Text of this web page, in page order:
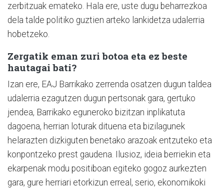
zerbitzuak emateko. Hala ere, uste dugu beharrezkoa
dela talde politiko guztien arteko lankidetza udalerria
hobetzeko.
Zergatik eman zuri botoa eta ez beste
hautagai bati?
Izan ere, EAJ Barrikako zerrenda osatzen dugun taldea
udalerria ezagutzen dugun pertsonak gara, gertuko
jendea, Barrikako eguneroko bizitzan inplikatuta
dagoena, herrian loturak dituena eta bizilagunek
helarazten dizkiguten benetako arazoak entzuteko eta
konpontzeko prest gaudena. Ilusioz, ideia berriekin eta
ekarpenak modu positiboan egiteko gogoz aurkezten
gara, gure herriari etorkizun erreal, serio, ekonomikoki